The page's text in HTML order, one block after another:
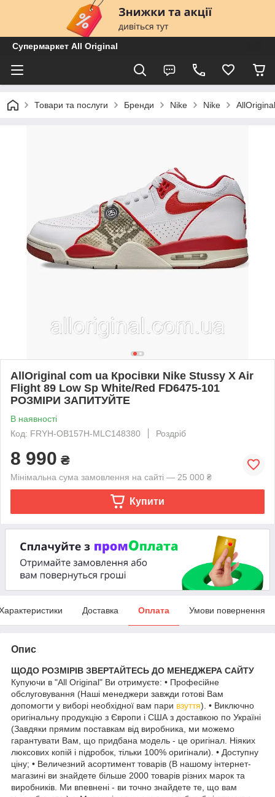
Супермаркет All Original
Товари та послуги Бренди Nike Nike
AllOriginal com ua Кросівки Nike Stussy X Air
Flight 89 Low Sp White/Red FD6475-101
РОЗМІРИ ЗАПИТУЙТЕ
В наявності
Код: FRYH-OB157H-MLC148380
Роздріб
8 990 ₴
Мінімальна сума замовлення на сайті — 25 000 ₴
Купити
Доставка Оплата Умови повернення
Опис
ЩОДО РОЗМІРІВ ЗВЕРТАЙТЕСЬ ДО МЕНЕДЖЕРА САЙТУ
Купуючи в "All Original" Ви отримуєте: • Професійне
обслуговування (Наші менеджери завжди готові Вам
допомогти у виборі необхідної вам пари взуття). • Виключно
оригінальну продукцію з Європи і США з доставкою по Україні
(Завдяки прямим поставкам від виробника, ми можемо
гарантувати Вам, що придбана модель - це оригінал. Ніяких
люксових копій і підробок, тільки 100% оригінали). • Доступну
ціну; • Величезний асортимент товарів (В нашому інтернет-
магазині ви знайдете більше 2000 товарів різних марок та
виробників. Ми впевнені - ви точно знайдете те, що вам